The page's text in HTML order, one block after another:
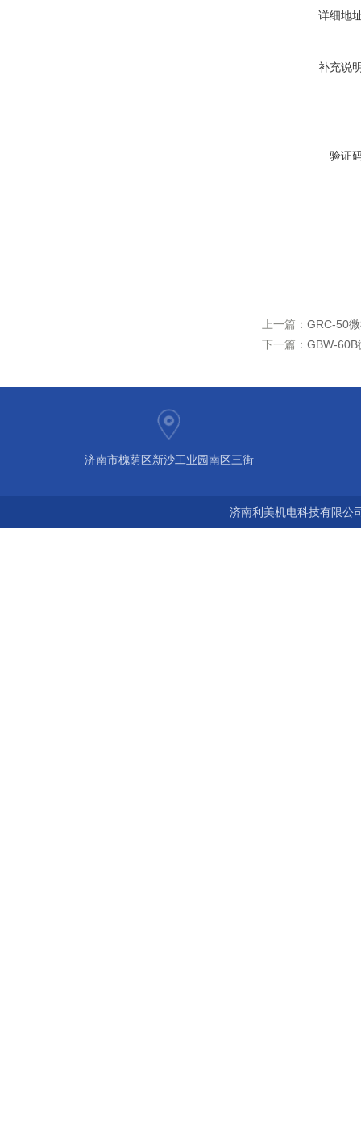
详细地
补充说
验证
上一篇： GRC-50
下一篇： GBW-60B
济南市槐荫区新沙工业园南区三街
济南利美机电科技有限